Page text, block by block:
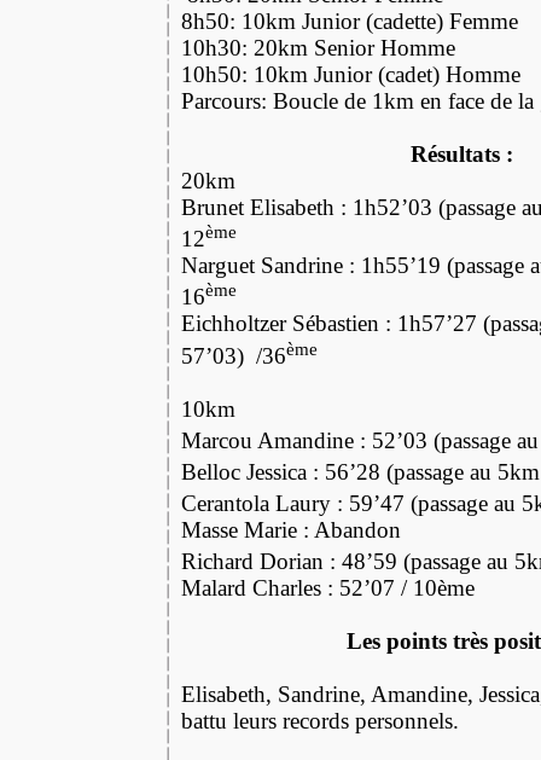
8h50: 10km Junior (cadette) Femme
10h30: 20km Senior Homme
10h50: 10km Junior (cadet) Homme
Parcours: Boucle de 1km en face de la
Résultats :
20km
Brunet Elisabeth : 1h52’03 (passage
12ème
Narguet Sandrine : 1h55’19 (passage
16ème
Eichholtzer Sébastien : 1h57’27
57’03) /36ème
10km
Marcou Amandine : 52’03 (passage
Belloc Jessica : 56’28 (passage au
Cerantola Laury : 59’47 (passage au
Masse Marie : Abandon
Richard Dorian : 48’59 (passage au
Malard Charles : 52’07 / 10ème
Les points très
Elisabeth, Sandrine, Amandine,
battu leurs records personnels.